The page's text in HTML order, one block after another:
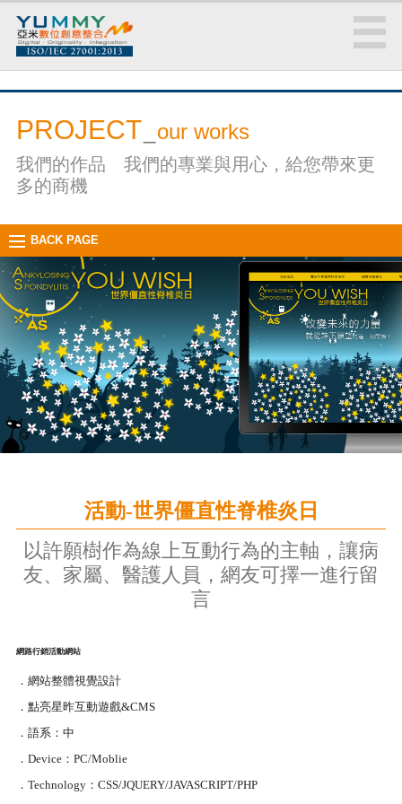
PROJECT our works
我們的作品 我們的專業與用心，給您帶來更
多的商機
BACK PAGE
活動-世界僵直性脊椎炎日
以許願樹作為線上互動行為的主軸，讓病
友、家屬、醫護人員，網友可擇一進行留
言
網路行銷活動網站
．網站整體視覺設計
．點亮星昨互動遊戲&CMS
．語系：中
．Device：PC/Moblie
．Technology：CSS/JQUERY/JAVASCRIPT/PHP